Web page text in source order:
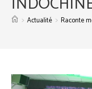
> Actualité > Raconte